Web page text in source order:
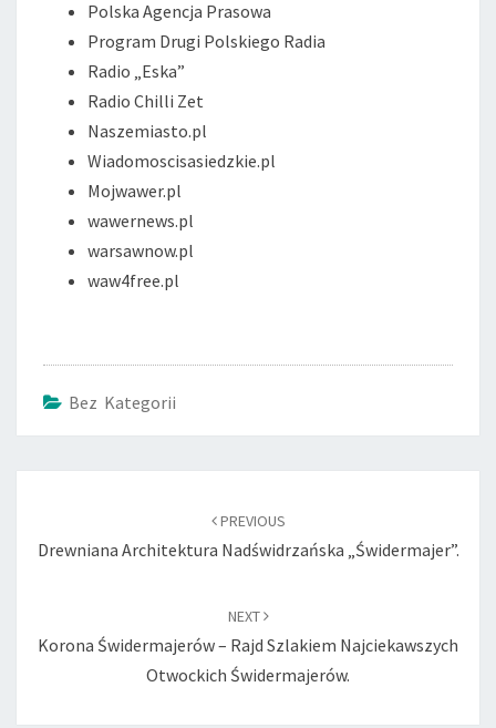
Polska Agencja Prasowa
Program Drugi Polskiego Radia
Radio „Eska”
Radio Chilli Zet
Naszemiasto.pl
Wiadomoscisasiedzkie.pl
Mojwawer.pl
wawernews.pl
warsawnow.pl
waw4free.pl
Bez Kategorii
PREVIOUS
Drewniana Architektura Nadświdrzańska „świdermajer”.
NEXT
Korona Świdermajerów – Rajd Szlakiem Najciekawszych
Otwockich Świdermajerów.